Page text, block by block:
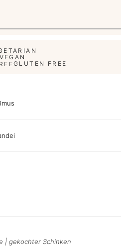
VEGAN
GLUTEN FREE
| gekochter Schinken